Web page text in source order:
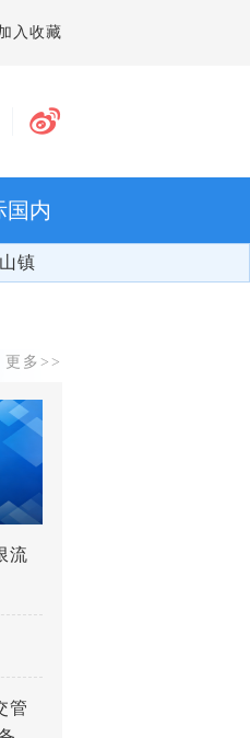
入收藏
国内
镇
更多>>
流
管